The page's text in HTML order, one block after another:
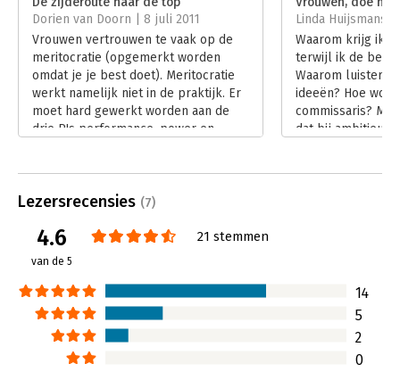
Hoofdrubriek: Leiderschap
Dorien van Doorn | 8 juli 2011
Vrouwen vertrouwen te vaak op de
meritocratie (opgemerkt worden
omdat je je best doet). Meritocratie
werkt namelijk niet in de praktijk. Er
moet hard gewerkt worden aan de
drie P's performance, power en
deze P's in het carrièrepad verlopen.
boven de 30 die aan meer dan vier
mensen leidinggeven.
Linda Huijsmans
Waarom krijg ik
terwijl ik de
Waarom luistert
ideeën? Hoe
commissaris?
dat bij
Lezersrecensies (7)
4.6
van de 5
21 stemmen
14
5
2
0